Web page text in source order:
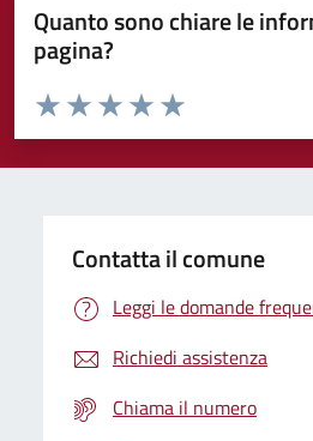
Quanto sono chiare le
pagina?
Domanda
Valuta da 1 a 5 stelle la pagina
Valuta 5 stelle su 5
Valuta 4 stelle su 5
Valuta 3 stelle su 5
Valuta 2 stelle su 5
Valuta 1 stelle su 5
Contatta il comune
Leggi le domande
Richiedi assistenza
Chiama il numero